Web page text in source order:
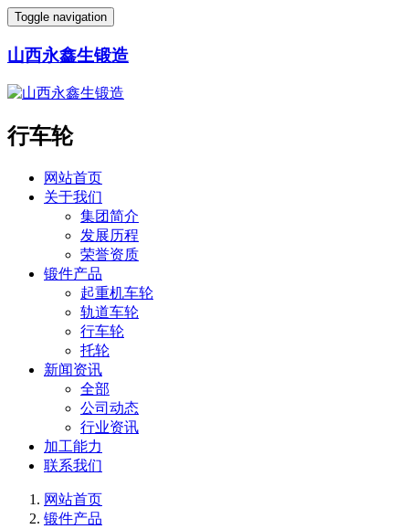
Toggle navigation
山西永鑫生锻造
行车轮
网站首页
关于我们
集团简介
发展历程
荣誉资质
锻件产品
起重机车轮
轨道车轮
行车轮
托轮
新闻资讯
全部
公司动态
行业资讯
加工能力
联系我们
网站首页
锻件产品